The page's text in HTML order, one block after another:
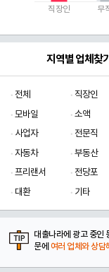
직장인 무
지역별 업체찾기
전체 직장인
모바일
소액
사업자
전문직
자동차
부동산
프리랜서
전당포
대환
기타
대출나라에 광고 중인
문에 여러 업체와 상담